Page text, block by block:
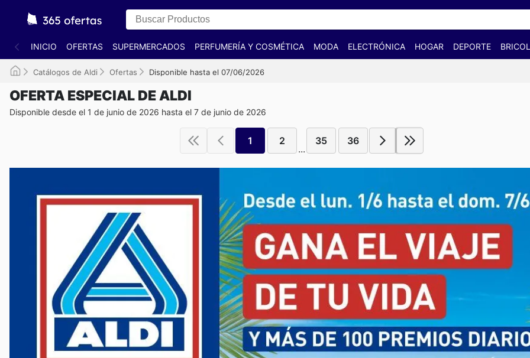
INICIO OFERTAS SUPERMERCADOS PERFUMERÍA Y COSMÉTICA MODA ELECTRÓNICA HOGAR DEPORTE
Catálogos de Aldi Ofertas Disponible hasta el 07/06/2026
OFERTA ESPECIAL DE ALDI
Disponible desde el 1 de junio de 2026 hasta el 7 de junio de 2026
1 2
...
35 36